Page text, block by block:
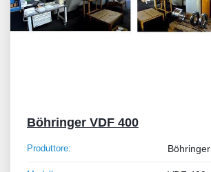
Böhringer VDF 400
Produttore: Böhringer